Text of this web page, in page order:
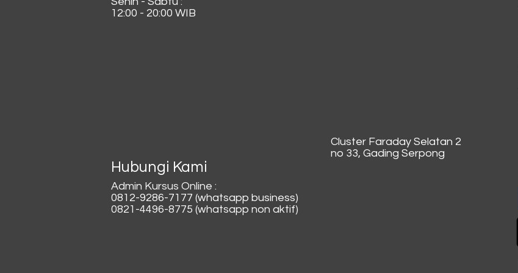
12:00 - 20:00 WIB
Cluster Faraday Selatan 2
no 33, Gading Serpong
Hubungi Kami
Admin Kursus Online :
0812-9286-7177 (whatsapp business)
0821-4496-8775 (whatsapp non aktif)